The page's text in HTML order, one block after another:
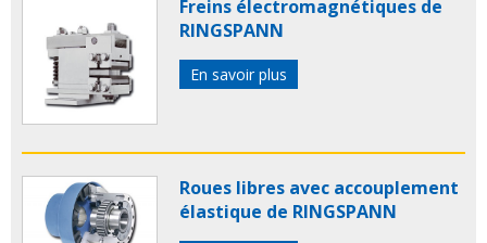
Freins électromagnétiques de
RINGSPANN
En savoir plus
Roues libres avec accouplement
élastique de RINGSPANN